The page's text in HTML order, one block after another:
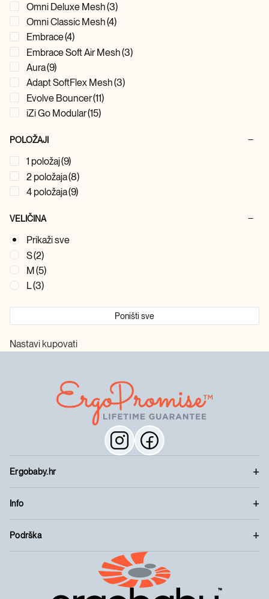
Omni Deluxe Mesh(3)
Omni Classic Mesh(4)
Embrace(4)
Embrace Soft Air Mesh(3)
Aura(9)
Adapt SoftFlex Mesh(3)
Evolve Bouncer(11)
iZi Go Modular(15)
POLOŽAJI
1 položaj(9)
2 položaja(8)
4 položaja(9)
VELIČINA
Prikaži sve
S(2)
M(5)
L(3)
Poništi sve
Nastavi kupovati
Ergobaby.hr
Info
Podrška
™